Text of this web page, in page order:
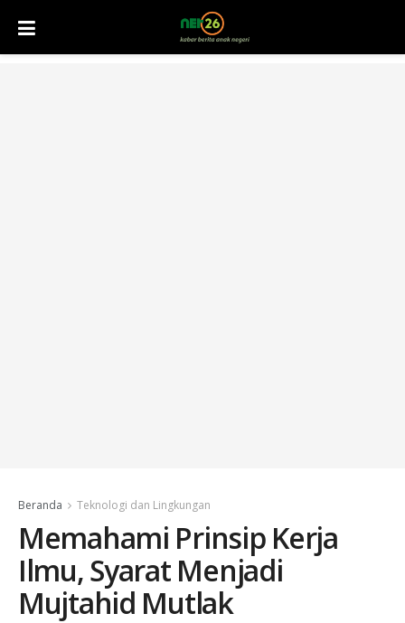
Beranda Teknologi dan Lingkungan
Memahami Prinsip Kerja
Ilmu, Syarat Menjadi
Mujtahid Mutlak